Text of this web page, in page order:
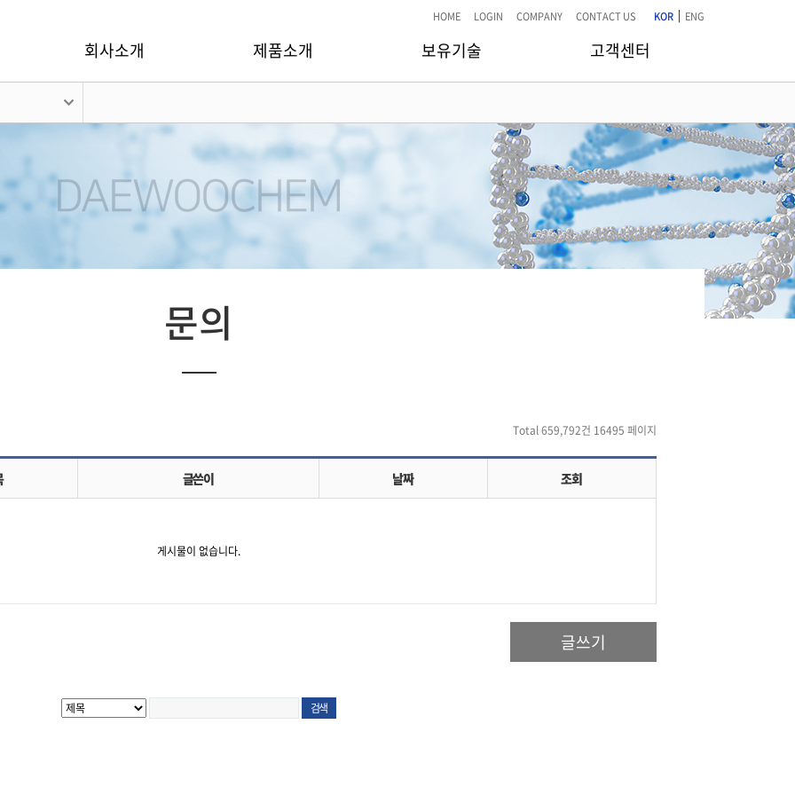
HOME LOGIN COMPANY CONTACT US KOR | ENG
회사소개 제품소개 보유기술 고객센터
문의
Total 659,792건 16495 페이지
글쓴이 날짜 조회
게시물이 없습니다.
글쓰기